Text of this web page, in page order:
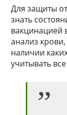
Для защиты
знать
вакцинацией
анализ
наличии
учитывать